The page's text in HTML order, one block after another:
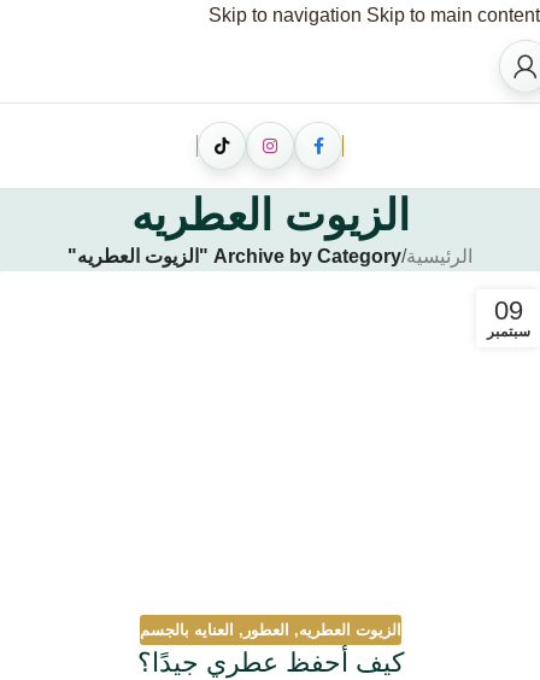
Skip to navigation Skip to main content
الزيوت العطريه
الرئيسية/Archive by Category "الزيوت العطريه"
09
سبتمبر
الزيوت العطريه, العطور , العنايه بالجسم
كيف أحفظ عطري جيدًا؟